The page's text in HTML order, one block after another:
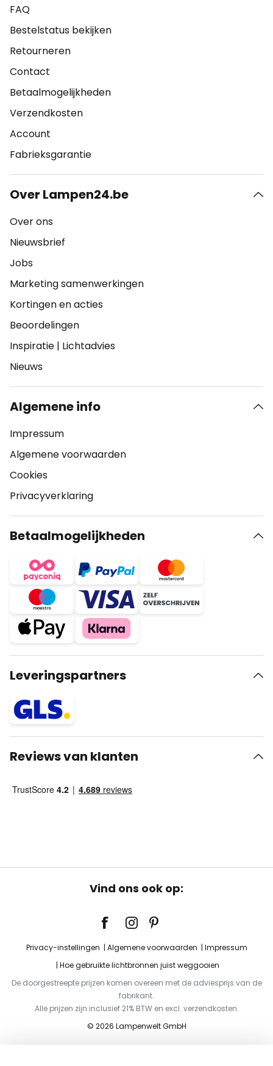
FAQ
Bestelstatus bekijken
Retourneren
Contact
Betaalmogelijkheden
Verzendkosten
Account
Fabrieksgarantie
Over Lampen24.be
Over ons
Nieuwsbrief
Jobs
Marketing samenwerkingen
Kortingen en acties
Beoordelingen
Inspiratie | Lichtadvies
Nieuws
Algemene info
Impressum
Algemene voorwaarden
Cookies
Privacyverklaring
Betaalmogelijkheden
Leveringspartners
Reviews van klanten
Vind ons ook op:
Privacy-instellingen Algemene voorwaarden
Impressum
Hoe gebruikte lichtbronnen juist weggooien
De doorgestreepte prijzen komen overeen met de adviesprijs van de
fabrikant.
Alle prijzen zijn inclusief 21% BTW en excl. verzendkosten.
© 2026 Lampenwelt GmbH